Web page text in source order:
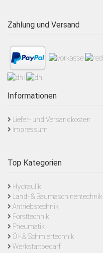
Zahlung und Versand
Informationen
Liefer- und Versandkosten
Impressum
Top Kategorien
Hydraulik
Land- & Baumaschinentechnik
Antriebstechnik
Forsttechnik
Pneumatik
Öl- & Schmiertechnik
Werkstattbedarf